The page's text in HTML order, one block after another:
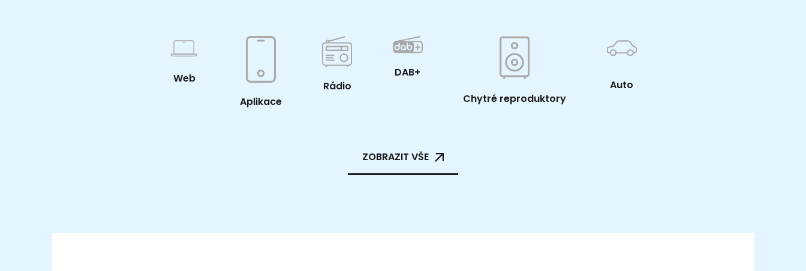
Web
Aplikace
Rádio
DAB+
Chytré reproduktory
Auto
ZOBRAZIT VŠE